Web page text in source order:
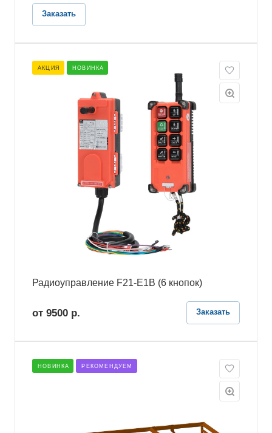
Заказать
АКЦИЯ НОВИНКА
Радиоуправление F21-E1B (6 кнопок)
от 9500 р. Заказать
НОВИНКА РЕКОМЕНДУЕМ